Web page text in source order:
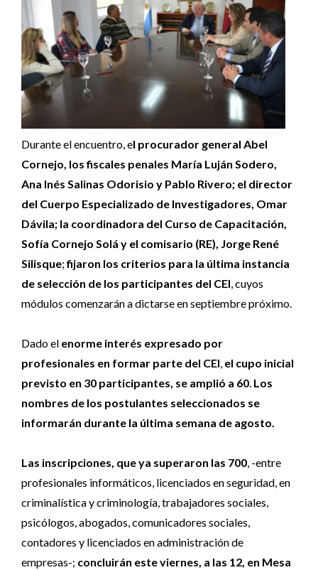
Durante el encuentro, el procurador general Abel
Cornejo, los fiscales penales María Luján Sodero,
Ana Inés Salinas Odorisio y Pablo Rivero; el director
del Cuerpo Especializado de Investigadores, Omar
Dávila; la coordinadora del Curso de Capacitación,
Sofía Cornejo Solá y el comisario (RE), Jorge René
Silisque;fijaron los criterios para la última instancia
de selección de los participantes del CEI, cuyos
módulos comenzarán a dictarse en septiembre próximo.
Dado el enorme interés expresado por
profesionales en formar parte del CEI, el cupo inicial
previsto en 30 participantes, se amplió a 60. Los
nombres de los postulantes seleccionados se
informarán durante la última semana de agosto.
Las inscripciones, que ya superaron las 700, -entre
profesionales informáticos, licenciados en seguridad, en
criminalística y criminología, trabajadores sociales,
psicólogos, abogados, comunicadores sociales,
contadores y licenciados en administración de
empresas-; concluirán este viernes, a las 12, en Mesa